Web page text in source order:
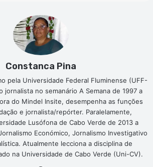
Constanca Pina
pela Universidade Federal Fluminense (UFF-
jornalista no semanário A Semana de 1997 a
do Mindel Insite, desempenha as funções
e jornalista/repórter. Paralelamente,
Lusófona de Cabo Verde de 2013 a
Económico, Jornalismo Investigativo
Atualmente lecciona a disciplina de
na Universidade de Cabo Verde (Uni-CV).